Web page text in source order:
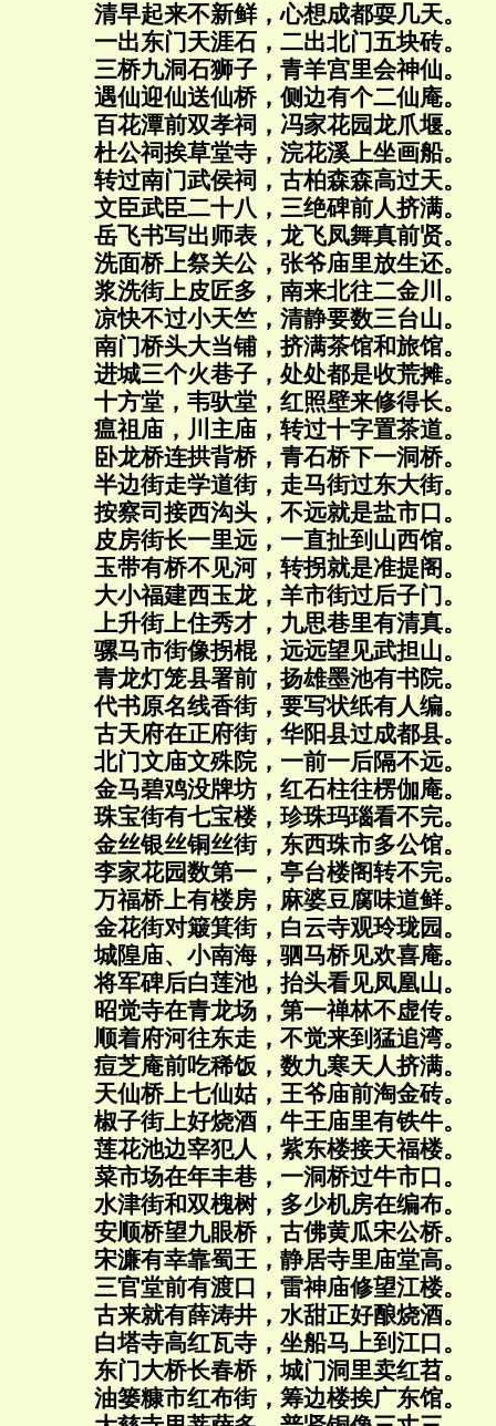
清早起来不新鲜，心想成都耍几天。
一出东门天涯石，二出北门五块砖。
三桥九洞石狮子，青羊宫里会神仙。
遇仙迎仙送仙桥，侧边有个二仙庵。
百花潭前双孝祠，冯家花园龙爪堰。
杜公祠挨草堂寺，浣花溪上坐画船。
转过南门武侯祠，古柏森森高过天。
文臣武臣二十八，三绝碑前人挤满。
岳飞书写出师表，龙飞凤舞真前贤。
洗面桥上祭关公，张爷庙里放生还。
浆洗街上皮匠多，南来北往二金川。
凉快不过小天竺，清静要数三台山。
南门桥头大当铺，挤满茶馆和旅馆。
进城三个火巷子，处处都是收荒摊。
十方堂，韦驮堂，红照壁来修得长。
瘟祖庙，川主庙，转过十字置茶道。
卧龙桥连拱背桥，青石桥下一洞桥。
半边街走学道街，走马街过东大街。
按察司接西沟头，不远就是盐市口。
皮房街长一里远，一直扯到山西馆。
玉带有桥不见河，转拐就是准提阁。
大小福建西玉龙，羊市街过后子门。
上升街上住秀才，九思巷里有清真。
骡马市街像拐棍，远远望见武担山。
青龙灯笼县署前，扬雄墨池有书院。
代书原名线香街，要写状纸有人编。
古天府在正府街，华阳县过成都县。
北门文庙文殊院，一前一后隔不远。
金马碧鸡没牌坊，红石柱往楞伽庵。
珠宝街有七宝楼，珍珠玛瑙看不完。
金丝银丝铜丝街，东西珠市多公馆。
李家花园数第一，亭台楼阁转不完。
万福桥上有楼房，麻婆豆腐味道鲜。
金花街对簸箕街，白云寺观玲珑园。
城隍庙、小南海，驷马桥见欢喜庵。
将军碑后白莲池，抬头看见凤凰山。
昭觉寺在青龙场，第一禅林不虚传。
顺着府河往东走，不觉来到猛追湾。
痘芝庵前吃稀饭，数九寒天人挤满。
天仙桥上七仙姑，王爷庙前淘金砖。
椒子街上好烧酒，牛王庙里有铁牛。
莲花池边宰犯人，紫东楼接天福楼。
菜市场在年丰巷，一洞桥过牛市口。
水津街和双槐树，多少机房在编布。
安顺桥望九眼桥，古佛黄瓜宋公桥。
宋濂有幸靠蜀王，静居寺里庙堂高。
三官堂前有渡口，雷神庙修望江楼。
古来就有薛涛井，水甜正好酿烧酒。
白塔寺高红瓦寺，坐船马上到江口。
东门大桥长春桥，城门洞里卖红苕。
油篓糠市红布街，筹边楼挨广东馆。